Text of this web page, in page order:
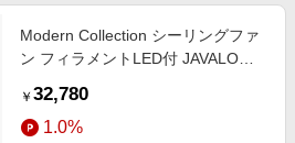
Modern Collection シーリングファ
ン フィラメントLED付 JAVALO
￥ 32,780
1.0%